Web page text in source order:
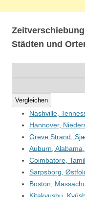
Städten und
Vergleichen
Nashville,
Hannover,
Greve Strand,
Auburn,
Coimbatore,
Sarpsborg,
Boston,